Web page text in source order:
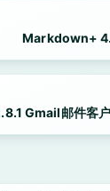
Markdown+
Gmail邮件客